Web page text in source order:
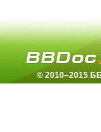
© 2010–2015